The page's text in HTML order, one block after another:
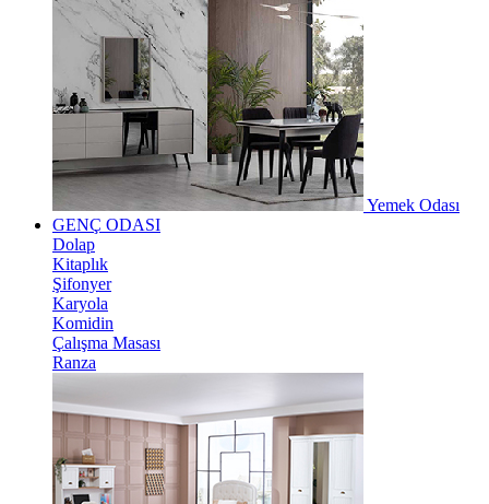
Yemek Odası
GENÇ ODASI
Dolap
Kitaplık
Şifonyer
Karyola
Komidin
Çalışma Masası
Ranza